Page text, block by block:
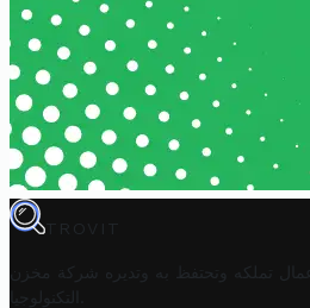
TROVIT
تملكه وتحتفظ به وتديره
شركة مخزن
التكنولوجيا